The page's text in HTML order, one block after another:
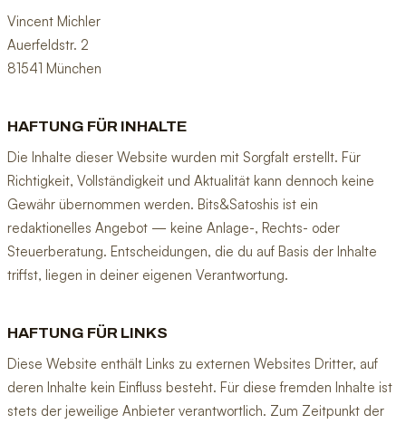
Vincent Michler
Auerfeldstr. 2
81541 München
HAFTUNG FÜR INHALTE
Die Inhalte dieser Website wurden mit Sorgfalt erstellt. Für
Richtigkeit, Vollständigkeit und Aktualität kann dennoch keine
Gewähr übernommen werden. Bits&Satoshis ist ein
redaktionelles Angebot — keine Anlage-, Rechts- oder
Steuerberatung. Entscheidungen, die du auf Basis der Inhalte
triffst, liegen in deiner eigenen Verantwortung.
HAFTUNG FÜR LINKS
Diese Website enthält Links zu externen Websites Dritter, auf
deren Inhalte kein Einfluss besteht. Für diese fremden Inhalte ist
stets der jeweilige Anbieter verantwortlich. Zum Zeitpunkt der